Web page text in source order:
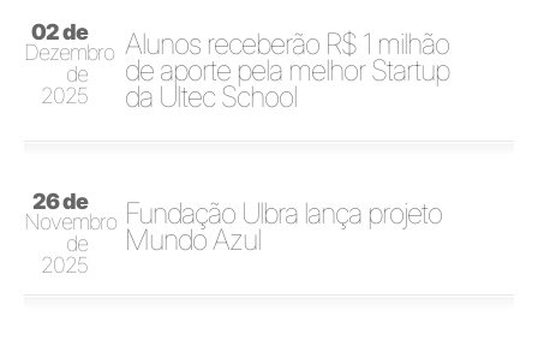
02 de
Dezembro
de
2025
Alunos receberão R$ 1 milhão
de aporte pela melhor Startup
da Ultec School
26 de
Novembro
de
2025
Fundação Ulbra lança projeto
Mundo Azul